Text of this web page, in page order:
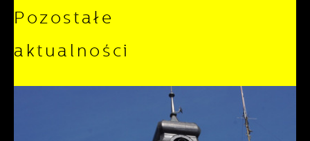
Pozostałe
aktualności